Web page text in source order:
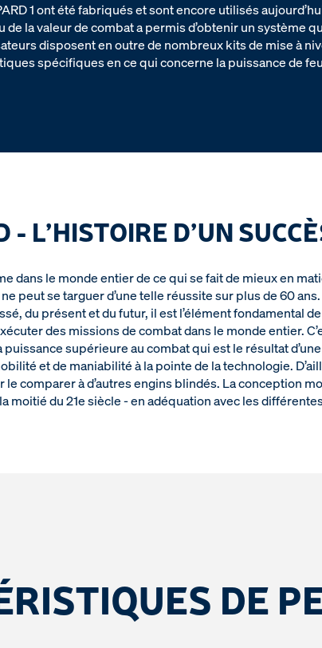
1 ont été fabriqués et sont encore utilisés
de la valeur de combat a permis d’obtenir un système
disposent en outre de nombreux kits de mise à
spécifiques en ce qui concerne la puissance de
- L’HISTOIRE D’UN
dans le monde entier de ce qui se fait de mieux en
peut se targuer d’une telle réussite sur plus de 60
du présent et du futur, il est l’élément fondamental
des missions de combat dans le monde entier.
puissance supérieure au combat qui est le résultat
et de maniabilité à la pointe de la technologie.
le comparer à d’autres engins blindés. La conception
moitié du 21e siècle - en adéquation avec les
DE